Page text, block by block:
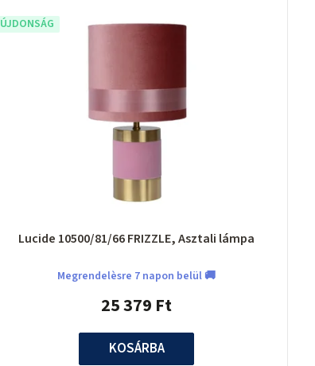
ÚJDONSÁG
Lucide 10500/81/66 FRIZZLE, Asztali lámpa
Megrendelèsre 7 napon belül 🚚
25 379 Ft
KOSÁRBA